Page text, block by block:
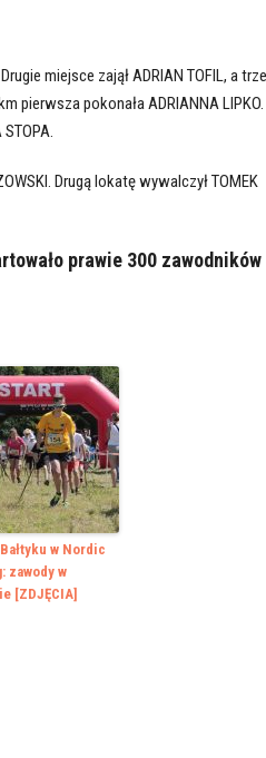
miejsce zajął ADRIAN TOFIL, a
pierwsza pokonała ADRIANNA LIPKO.
Drugą lokatę wywalczył TOMEK
prawie 300 zawodników
w Nordic
zawody w
[ZDJĘCIA]